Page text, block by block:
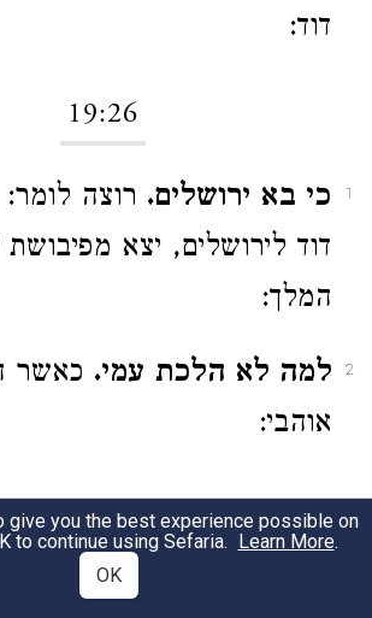
דוד:
19:26
1 כי בא ירושלים. רוצה
דוד לירושלים, יצא
המלך:
2 למה לא הלכת עמי. כאשר
אוהבי:
19:27
רימה אותי, כי אמרתי
give you the best experience possible on
to continue using Sefaria. Learn More.
OK